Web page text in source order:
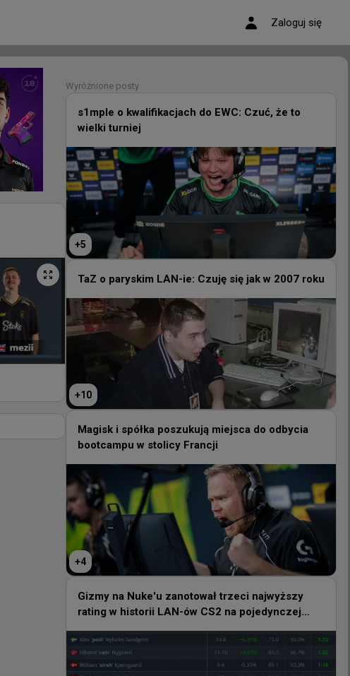
Zaloguj się
s1mple o kwalifikacjach do EWC: Czuć, że to
wielki turniej
TaZ o paryskim LAN-ie: Czuję się jak w 2007 roku
Magisk i spółka poszukują miejsca do odbycia
bootcampu w stolicy Francji
4
Gizmy na Nuke'u zanotował trzeci najwyższy
rating w historii LAN-ów CS2 na pojedynczej
mapie
Wyróżnione posty
s1mple o kwalifikacjach do EWC: Czuć, że to
wielki turniej
+5
TaZ o paryskim LAN-ie: Czuję się jak w 2007 roku
+10
Magisk i spółka poszukują miejsca do odbycia
bootcampu w stolicy Francji
+4
Gizmy na Nuke'u zanotował trzeci najwyższy
rating w historii LAN-ów CS2 na pojedynczej